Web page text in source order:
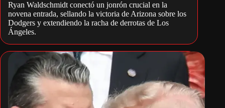
Ryan Waldschmidt conectó un jonrón crucial en la
novena entrada, sellando la victoria de Arizona sobre los
Dodgers y extendiendo la racha de derrotas de Los
Ángeles.